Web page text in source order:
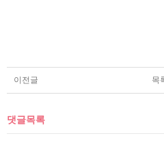
이전글 목
댓글목록